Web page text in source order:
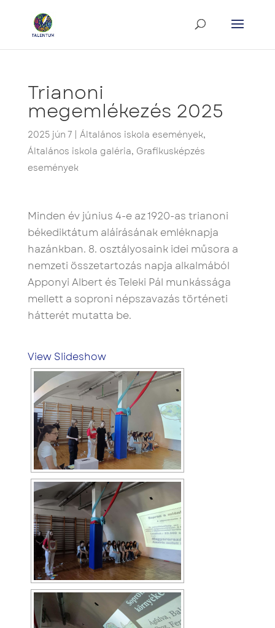
Trianoni
megemlékezés 2025
2025 jún 7| Általános iskola események,
Általános iskola galéria, Grafikusképzés
események
Minden év június 4-e az 1920-as trianoni
békediktátum aláírásának emléknapja
hazánkban. 8. osztályosaink idei műsora a
nemzeti összetartozás napja alkalmából
Apponyi Albert és Teleki Pál munkássága
mellett a soproni népszavazás történeti
hátterét mutatta be.
View Slideshow